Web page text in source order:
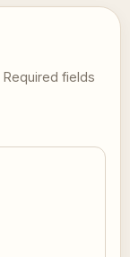
Required fields